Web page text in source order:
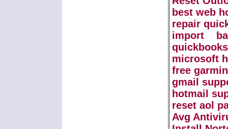
best web
repair
import
quickbooks
microsoft
free
gmail
hotmail
reset aol
Avg